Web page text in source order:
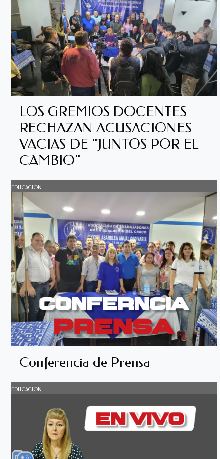
LOS GREMIOS DOCENTES
RECHAZAN ACUSACIONES
VACIAS DE "JUNTOS POR EL
CAMBIO"
EDUCACION
Conferencia de Prensa
EDUCACION